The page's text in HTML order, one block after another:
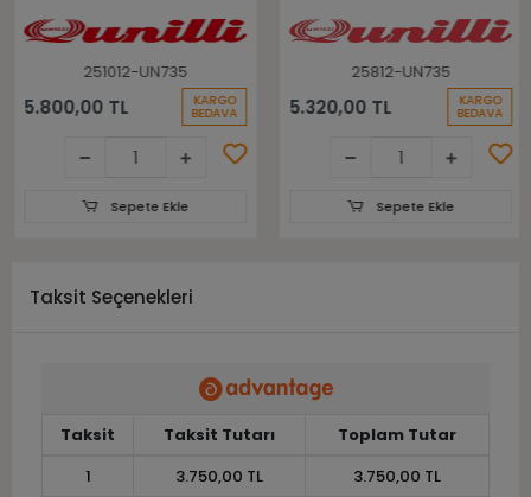
251012-UN735
5.800,00 TL KARGO
BEDAVA
Sepete Ekle
25812-UN735
5.320,00 TL KARGO
BEDAVA
Sepete Ekle
Taksit Seçenekleri
Taksit Taksit Tutarı
Toplam Tutar
1
3.750,00 TL 3.750,00 TL